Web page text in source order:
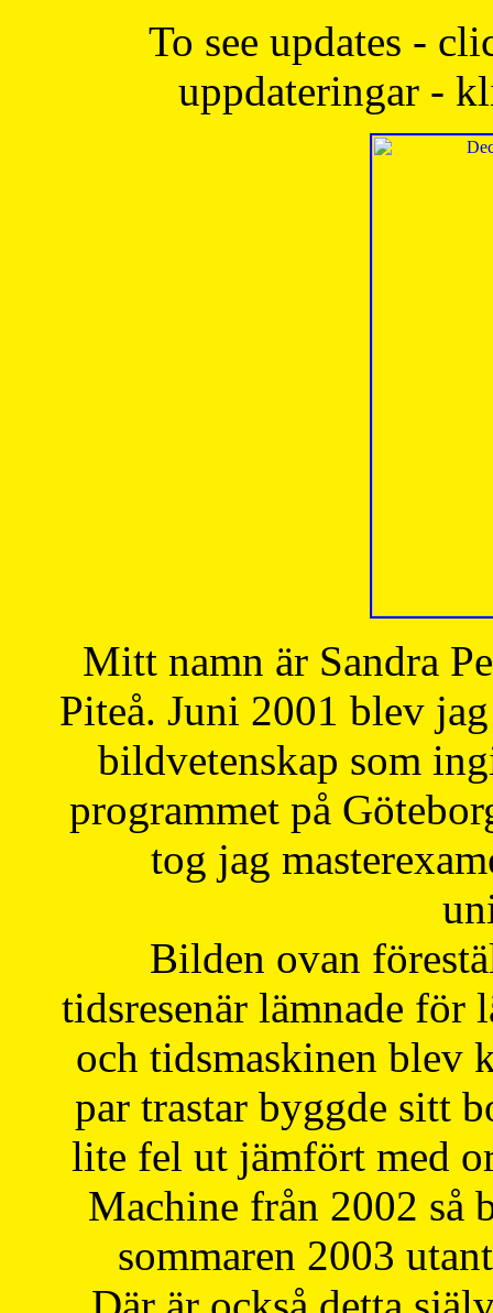
To see updates -
uppdateringar -
Mitt namn är Sandra
Piteå. Juni 2001 blev
bildvetenskap som
programmet på
tog jag
Bilden ovan
tidsresenär lämnade för
och tidsmaskinen blev
par trastar byggde sitt
lite fel ut jämfört med
Machine från 2002 så
sommaren 2003